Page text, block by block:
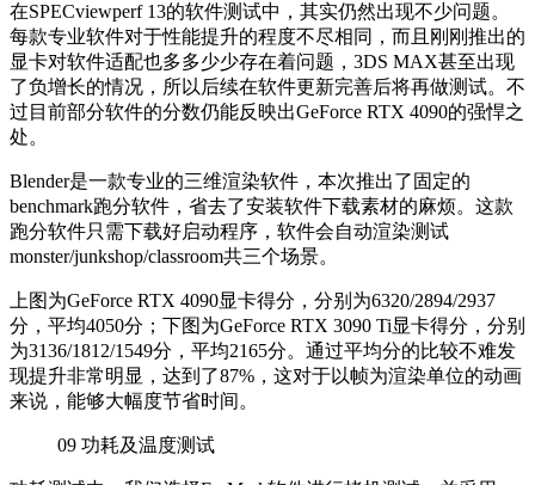
在SPECviewperf 13的软件测试中，其实仍然出现不少问题。
每款专业软件对于性能提升的程度不尽相同，而且刚刚推出的
显卡对软件适配也多多少少存在着问题，3DS MAX甚至出现
了负增长的情况，所以后续在软件更新完善后将再做测试。不
过目前部分软件的分数仍能反映出GeForce RTX 4090的强悍之
处。
Blender是一款专业的三维渲染软件，本次推出了固定的
benchmark跑分软件，省去了安装软件下载素材的麻烦。这款
跑分软件只需下载好启动程序，软件会自动渲染测试
monster/junkshop/classroom共三个场景。
上图为GeForce RTX 4090显卡得分，分别为6320/2894/2937
分，平均4050分；下图为GeForce RTX 3090 Ti显卡得分，分别
为3136/1812/1549分，平均2165分。通过平均分的比较不难发
现提升非常明显，达到了87%，这对于以帧为渲染单位的动画
来说，能够大幅度节省时间。
09 功耗及温度测试